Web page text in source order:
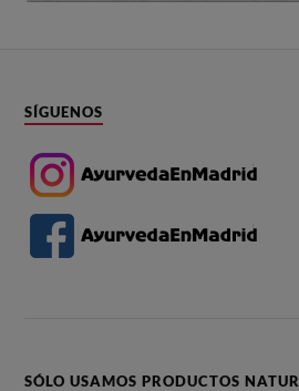
SÍGUENOS
SÓLO USAMOS PRODUCTOS